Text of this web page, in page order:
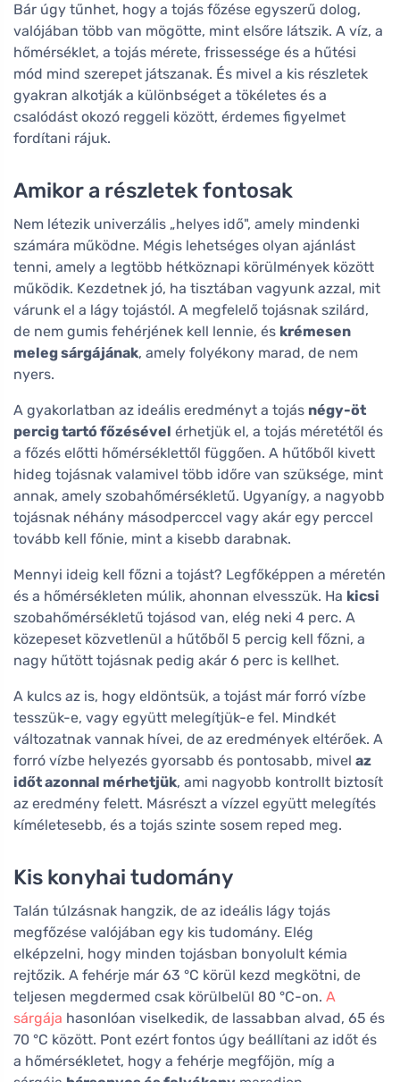
Bár úgy tűnhet, hogy a tojás főzése egyszerű dolog,
valójában több van mögötte, mint elsőre látszik. A víz, a
hőmérséklet, a tojás mérete, frissessége és a hűtési
mód mind szerepet játszanak. És mivel a kis részletek
gyakran alkotják a különbséget a tökéletes és a
csalódást okozó reggeli között, érdemes figyelmet
fordítani rájuk.
Amikor a részletek fontosak
Nem létezik univerzális „helyes idő", amely mindenki
számára működne. Mégis lehetséges olyan ajánlást
tenni, amely a legtöbb hétköznapi körülmények között
működik. Kezdetnek jó, ha tisztában vagyunk azzal, mit
várunk el a lágy tojástól. A megfelelő tojásnak szilárd,
de nem gumis fehérjének kell lennie, és krémesen
meleg sárgájának, amely folyékony marad, de nem
nyers.
A gyakorlatban az ideális eredményt a tojás négy-öt
percig tartó főzésével érhetjük el, a tojás méretétől és
a főzés előtti hőmérséklettől függően. A hűtőből kivett
hideg tojásnak valamivel több időre van szüksége, mint
annak, amely szobahőmérsékletű. Ugyanígy, a nagyobb
tojásnak néhány másodperccel vagy akár egy perccel
tovább kell főnie, mint a kisebb darabnak.
Mennyi ideig kell főzni a tojást? Legfőképpen a méretén
és a hőmérsékleten múlik, ahonnan elvesszük. Ha kicsi
szobahőmérsékletű tojásod van, elég neki 4 perc. A
közepeset közvetlenül a hűtőből 5 percig kell főzni, a
nagy hűtött tojásnak pedig akár 6 perc is kellhet.
A kulcs az is, hogy eldöntsük, a tojást már forró vízbe
tesszük-e, vagy együtt melegítjük-e fel. Mindkét
változatnak vannak hívei, de az eredmények eltérőek. A
forró vízbe helyezés gyorsabb és pontosabb, mivel az
időt azonnal mérhetjük, ami nagyobb kontrollt biztosít
az eredmény felett. Másrészt a vízzel együtt melegítés
kíméletesebb, és a tojás szinte sosem reped meg.
Kis konyhai tudomány
Talán túlzásnak hangzik, de az ideális lágy tojás
megfőzése valójában egy kis tudomány. Elég
elképzelni, hogy minden tojásban bonyolult kémia
rejtőzik. A fehérje már 63 °C körül kezd megkötni, de
teljesen megdermed csak körülbelül 80 °C-on. A
sárgája hasonlóan viselkedik, de lassabban alvad, 65 és
70 °C között. Pont ezért fontos úgy beállítani az időt és
a hőmérsékletet, hogy a fehérje megfőjön, míg a